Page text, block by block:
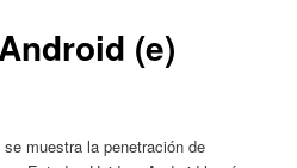
(e)
muestra la penetración de